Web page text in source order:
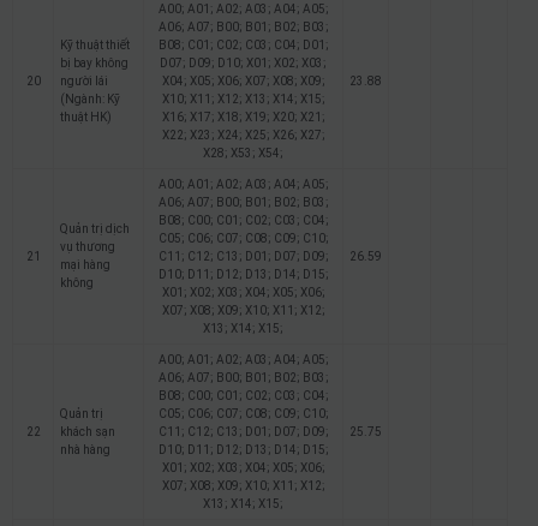
20
Kỹ thuật thiết
bị bay không
người lái
(Ngành: Kỹ
thuật HK)
A00; A01; A02; A03; A04; A05;
A06; A07; B00; B01; B02; B03;
B08; C01; C02; C03; C04; D01;
D07; D09; D10; X01; X02; X03;
X04; X05; X06; X07; X08; X09;
X10; X11; X12; X13; X14; X15;
X16; X17; X18; X19; X20; X21;
X22; X23; X24; X25; X26; X27;
X28; X53; X54;
23.88
21
Quản trị dịch
vụ thương
mại hàng
không
A00; A01; A02; A03; A04; A05;
A06; A07; B00; B01; B02; B03;
B08; C00; C01; C02; C03; C04;
C05; C06; C07; C08; C09; C10;
C11; C12; C13; D01; D07; D09;
D10; D11; D12; D13; D14; D15;
X01; X02; X03; X04; X05; X06;
X07; X08; X09; X10; X11; X12;
X13; X14; X15;
26.59
22
Quản trị
khách sạn
nhà hàng
A00; A01; A02; A03; A04; A05;
A06; A07; B00; B01; B02; B03;
B08; C00; C01; C02; C03; C04;
C05; C06; C07; C08; C09; C10;
C11; C12; C13; D01; D07; D09;
D10; D11; D12; D13; D14; D15;
X01; X02; X03; X04; X05; X06;
X07; X08; X09; X10; X11; X12;
X13; X14; X15;
25.75